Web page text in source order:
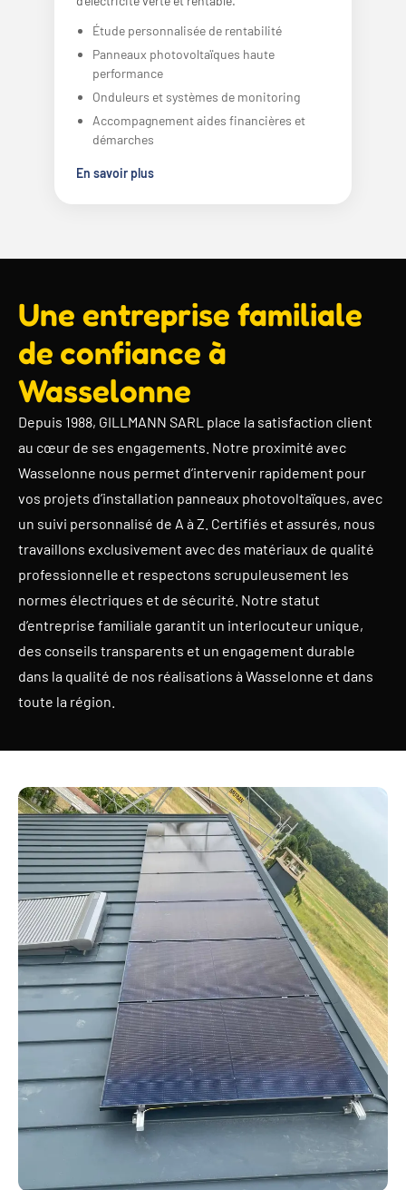
Étude personnalisée de rentabilité
Panneaux photovoltaïques haute
performance
Onduleurs et systèmes de monitoring
Accompagnement aides financières et
démarches
En savoir plus
Une entreprise familiale
de confiance à
Wasselonne
Depuis 1988, GILLMANN SARL place la satisfaction client
au cœur de ses engagements. Notre proximité avec
Wasselonne nous permet d’intervenir rapidement pour
vos projets d’installation panneaux photovoltaïques, avec
un suivi personnalisé de A à Z. Certifiés et assurés, nous
travaillons exclusivement avec des matériaux de qualité
professionnelle et respectons scrupuleusement les
normes électriques et de sécurité. Notre statut
d’entreprise familiale garantit un interlocuteur unique,
des conseils transparents et un engagement durable
dans la qualité de nos réalisations à Wasselonne et dans
toute la région.